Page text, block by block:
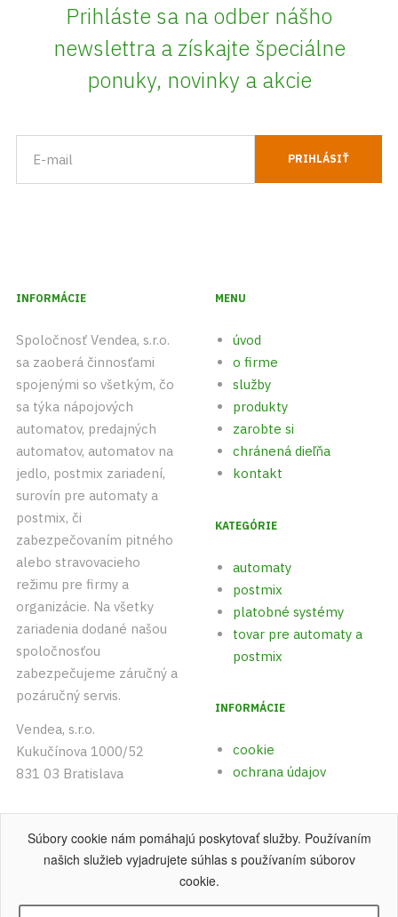
Prihláste sa na odber nášho
newslettra a získajte špeciálne
ponuky, novinky a akcie
INFORMÁCIE
Spoločnosť Vendea, s.r.o.
sa zaoberá činnosťami
spojenými so všetkým, čo
sa týka nápojových
automatov, predajných
automatov, automatov na
jedlo, postmix zariadení,
surovín pre automaty a
postmix, či
zabezpečovaním pitného
alebo stravovacieho
režimu pre firmy a
organizácie. Na všetky
zariadenia dodané našou
spoločnosťou
zabezpečujeme záručný a
pozáručný servis.
Vendea, s.r.o.
Kukučínova 1000/52
831 03 Bratislava
+421 (0)903 542 893
+421 (0)915 742 891
MENU
úvod
o firme
služby
produkty
zarobte si
chránená dieľňa
kontakt
KATEGÓRIE
automaty
postmix
platobné systémy
tovar pre automaty a
postmix
INFORMÁCIE
cookie
ochrana údajov
Súbory cookie nám pomáhajú poskytovať služby. Používaním
našich služieb vyjadrujete súhlas s používaním súborov
cookie.